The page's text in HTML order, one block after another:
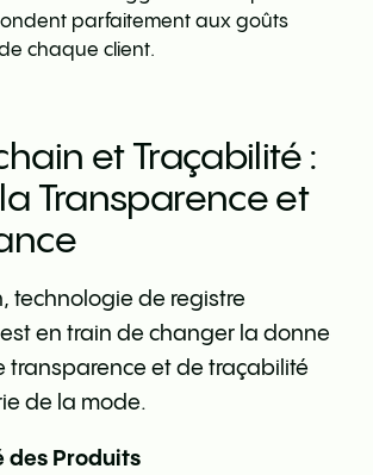
parfaitement aux goûts
chaque client.
et Traçabilité :
Transparence et
technologie de registre
en train de changer la donne
transparence et de traçabilité
de la mode.
des Produits